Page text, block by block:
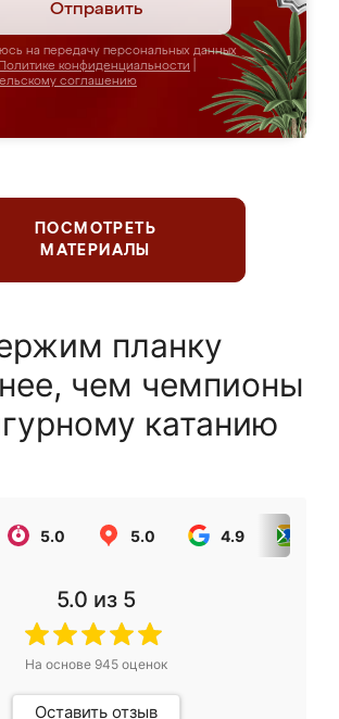
Отправить
на передачу персональных данных
Политике конфиденциальности
соглашению
ПОСМОТРЕТЬ
МАТЕРИАЛЫ
планку
чем чемпионы
катанию
5.0 5.0 4.9
5.0 из 5
На основе 945оценок
Оставить отзыв